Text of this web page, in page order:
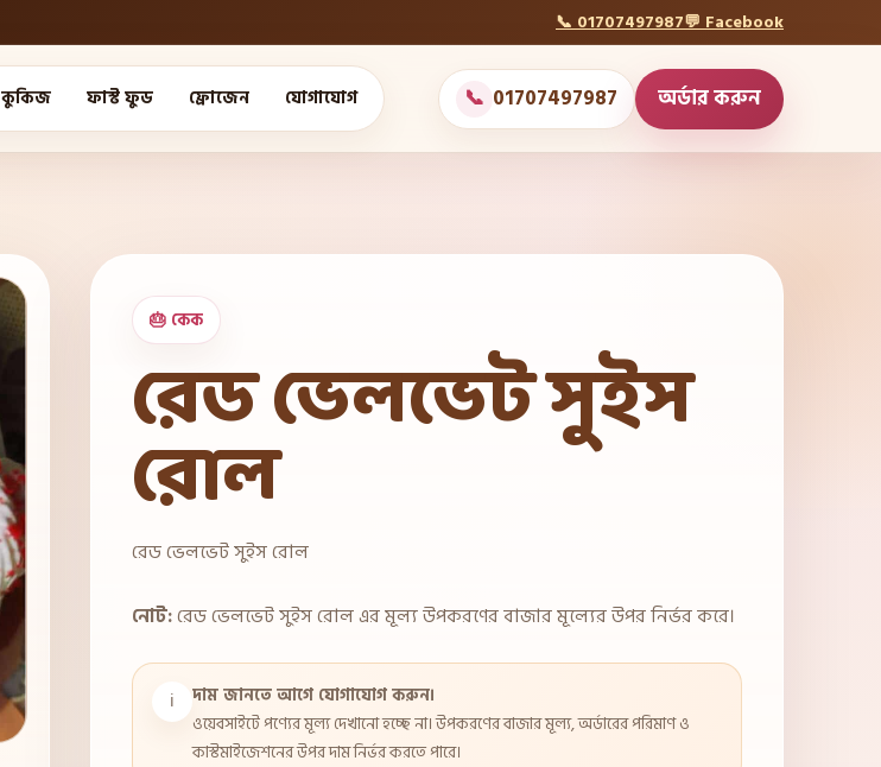
📞 01707497987💬 Facebook
কুকিজ ফাস্ট ফুড ফ্রোজেন যোগাযোগ 📞 01707497987 অর্ডার করুন
🎂 কেক
রেড ভেলভেট সুইস
রোল
রেড ভেলভেট সুইস রোল
নোট:রেড ভেলভেট সুইস রোল এর মূল্য উপকরণের বাজার মূল্যের উপর নির্ভর করে।
ℹ️
দাম জানতে আগে যোগাযোগ করুন।
ওয়েবসাইটে পণ্যের মূল্য দেখানো হচ্ছে না। উপকরণের বাজার মূল্য, অর্ডারের পরিমাণ ও
কাস্টমাইজেশনের উপর দাম নির্ভর করতে পারে।